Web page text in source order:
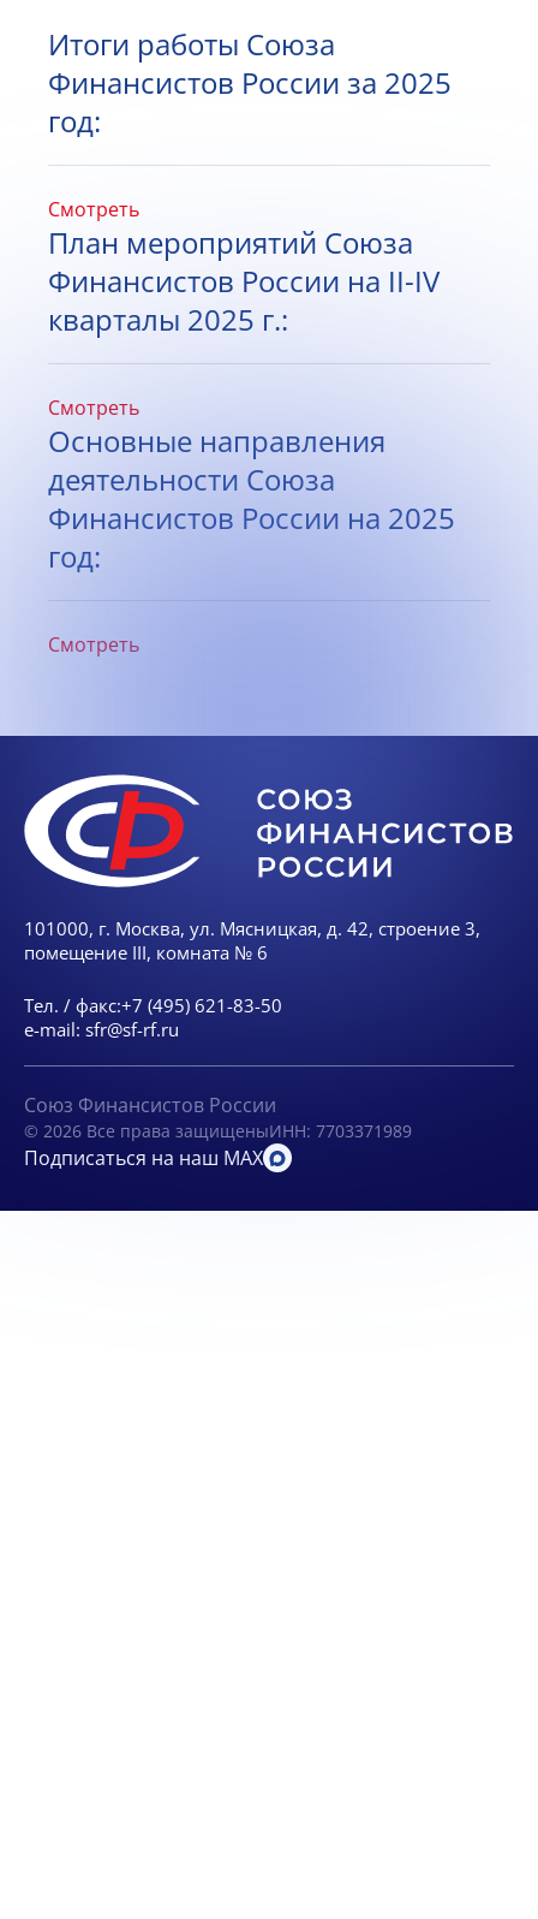
Итоги работы Союза
Финансистов России за 2025
год:
Смотреть
План мероприятий Союза
Финансистов России на II-IV
кварталы 2025 г.:
Смотреть
Основные направления
деятельности Союза
Финансистов России на 2025
год:
Смотреть
101000, г. Москва, ул. Мясницкая, д. 42, строение 3,
помещение III, комната № 6
Тел. / факс:+7 (495) 621-83-50
e-mail: sfr@sf-rf.ru
Союз Финансистов России
© 2026 Все права защищеныИНН: 7703371989
Подписаться на наш MAX